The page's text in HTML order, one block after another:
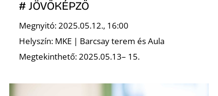
# JÖVŐKÉPZŐ
Megnyitó: 2025.05.12., 16:00
Helyszín: MKE | Barcsay terem és Aula
Megtekinthető: 2025.05.13– 15.